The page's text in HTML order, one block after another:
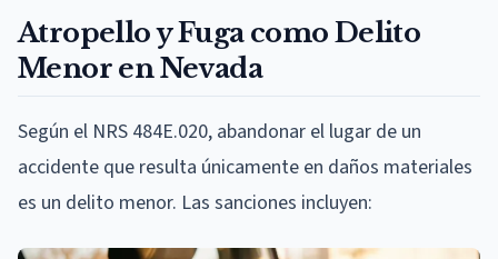
Atropello y Fuga como Delito
Menor en Nevada
Según el NRS 484E.020, abandonar el lugar de un
accidente que resulta únicamente en daños materiales
es un delito menor. Las sanciones incluyen: